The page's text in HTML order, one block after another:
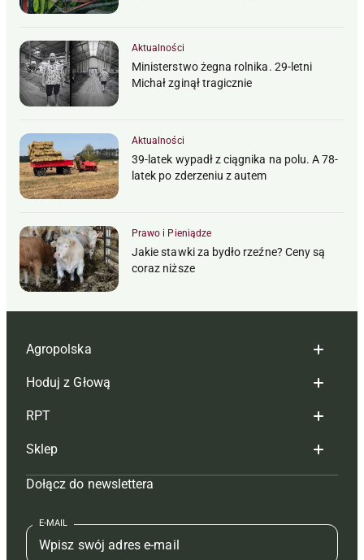
Aktualności
Ministerstwo żegna rolnika. 29-letni
Michał zginął tragicznie
Aktualności
39-latek wypadł z ciągnika na polu. A 78-
latek po zderzeniu z autem
Prawo i Pieniądze
Jakie stawki za bydło rzeźne? Ceny są
coraz niższe
Agropolska
Redakcja
Reklama
Tagi
Mapa serwisu
Kontakt
Regulamin
Hoduj z Głową
Hoduj z głową bydło
Hoduj z głową świnie
Prenumerata
Redakcja
Kontakt
RPT
Redakcja
Prenumerata
Reklama
Kontakt
Sklep
Czasopisma i prenumerata
Książki
Regulamin
Dołącz do newslettera
E-MAIL